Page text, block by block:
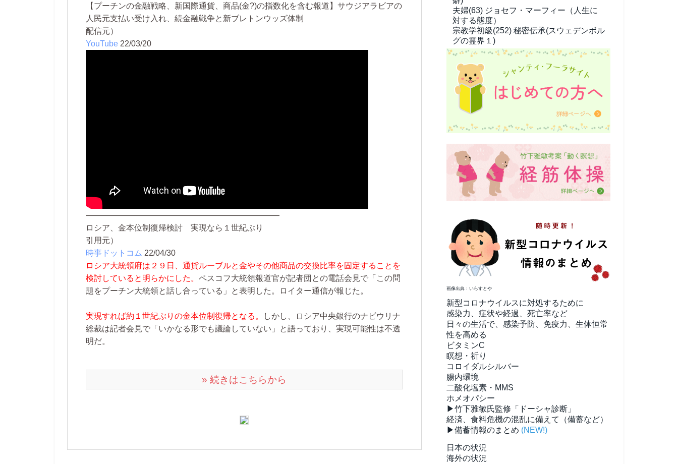
【プーチンの金融戦略、新国際通貨、商品(金?)の指数化を含む報道】サウジアラビアの
人民元支払い受け入れ、続金融戦争と新ブレトンウッズ体制
配信元）
YouTube 22/03/20
————————————————————————
ロシア、金本位制復帰検討 実現なら１世紀ぶり
引用元）
時事ドットコム 22/04/30
ロシア大統領府は２９日、通貨ルーブルと金やその他商品の交換比率を固定することを
検討していると明らかにした。 ペスコフ大統領報道官が記者団との電話会見で「この問
題をプーチン大統領と話し合っている」と表明した。ロイター通信が報じた。
実現すれば約１世紀ぶりの金本位制復帰となる。
しかし、ロシア中央銀行のナビウリナ
総裁は記者会見で「いかなる形でも議論していない」と語っており、実現可能性は不透
明だ。
» 続きはこちらから
夫婦(63) ジョセフ・マーフィー（人生に
対する態度）
宗教学初級(252) 秘密伝承(スウェデンボル
グの霊界１)
画像出典：いらすとや
新型コロナウイルスに対処するために
感染力、症状や経過、死亡率など
日々の生活で、感染予防、免疫力、生体恒常
性を高める
ビタミンC
瞑想・祈り
コロイダルシルバー
腸内環境
二酸化塩素・MMS
ホメオパシー
▶竹下雅敏氏監修「ドーシャ診断」
経済、食料危機の混乱に備えて（備蓄など）
▶備蓄情報のまとめ (NEW!)
日本の状況
海外の状況